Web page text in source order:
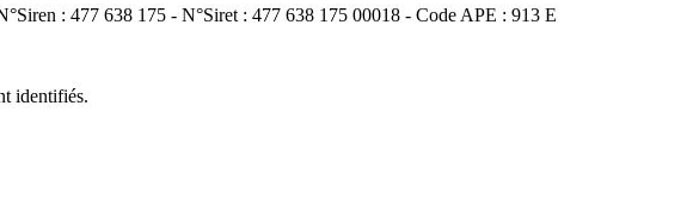
: 477 638 175 - N°Siret : 477 638 175 00018 - Code APE : 913 E
identifiés.